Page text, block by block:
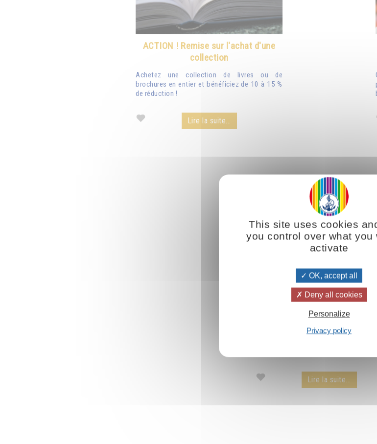
ACTION ! Remise sur l'achat d'une
collection
Achetez une collection de livres ou de
brochures en entier et bénéficiez de 10 à 15 %
de réduction !
Lire la suite...
Les rayons du soleil
Le pouvoir extraordinaire des rayons
Lire la suite...
This site uses cookies
you control over what you
activate
OK, accept all
Deny all cookies
Personalize
Privacy policy